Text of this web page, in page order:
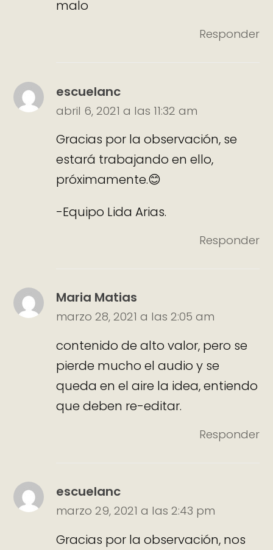
malo
Responder
escuelanc
abril 6, 2021 a las 11:32 am
Gracias por la observación, se
estará trabajando en ello,
próximamente.😊
-Equipo Lida Arias.
Responder
Maria Matias
marzo 28, 2021 a las 2:05 am
contenido de alto valor, pero se
pierde mucho el audio y se
queda en el aire la idea, entiendo
que deben re-editar.
Responder
escuelanc
marzo 29, 2021 a las 2:43 pm
Gracias por la observación, nos